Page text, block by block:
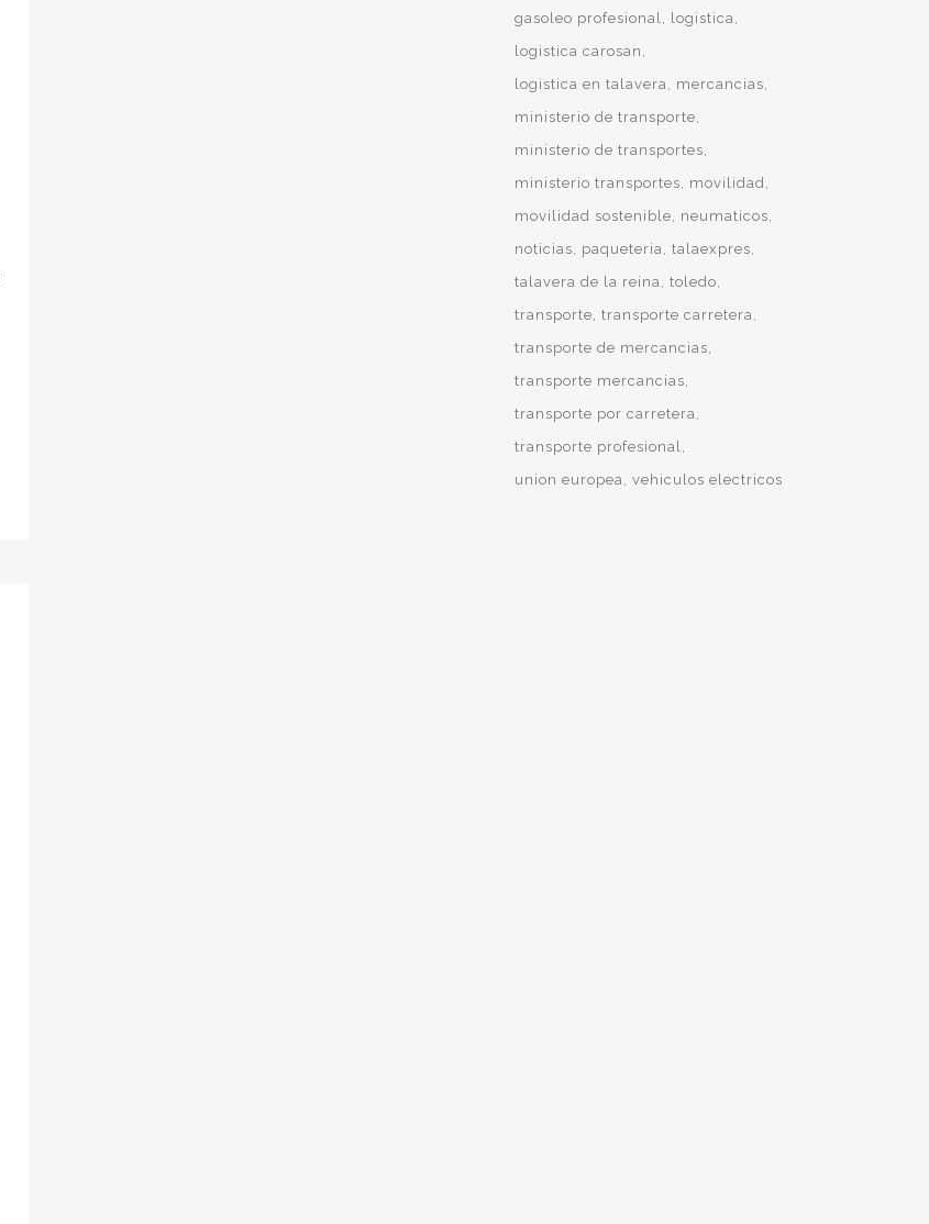
gasoleo profesional
logistica
logistica carosan
logistica en talavera
mercancias
ministerio de transporte
ministerio de transportes
ministerio transportes
movilidad
movilidad sostenible
neumaticos
noticias
paqueteria talaexpres
talavera de la reina toledo
transporte transporte carretera
transporte de mercancias
transporte mercancias
transporte por carretera
transporte profesional
union europea vehiculos electricos